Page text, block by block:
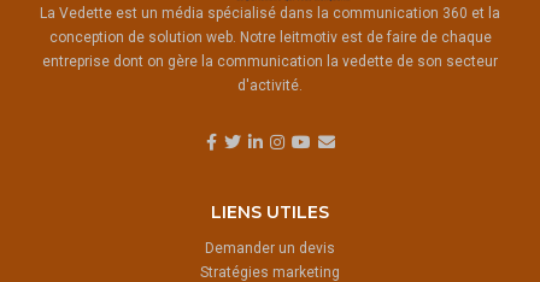
La Vedette est un média spécialisé dans la communication 360 et la
conception de solution web. Notre leitmotiv est de faire de chaque
entreprise dont on gère la communication la vedette de son secteur
d'activité.
LIENS UTILES
Demander un devis
Stratégies marketing